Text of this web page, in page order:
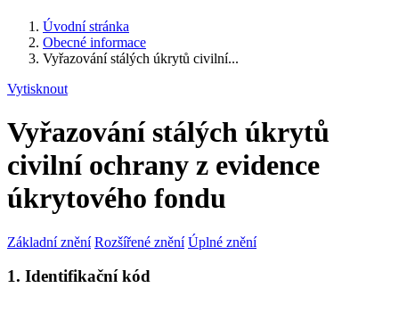
Úvodní stránka
Obecné informace
Vyřazování stálých úkrytů civilní...
Vytisknout
Vyřazování stálých úkrytů
civilní ochrany z evidence
úkrytového fondu
Základní znění Rozšířené znění Úplné znění
1. Identifikační kód